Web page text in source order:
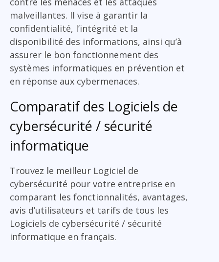
malveillantes. Il vise à garantir la
confidentialité, l’intégrité et la
disponibilité des informations, ainsi qu’à
assurer le bon fonctionnement des
systèmes informatiques en prévention et
en réponse aux cybermenaces.
Comparatif des Logiciels de
cybersécurité / sécurité
informatique
Trouvez le meilleur Logiciel de
cybersécurité pour votre entreprise en
comparant les fonctionnalités, avantages,
avis d’utilisateurs et tarifs de tous les
Logiciels de cybersécurité / sécurité
informatique en français.